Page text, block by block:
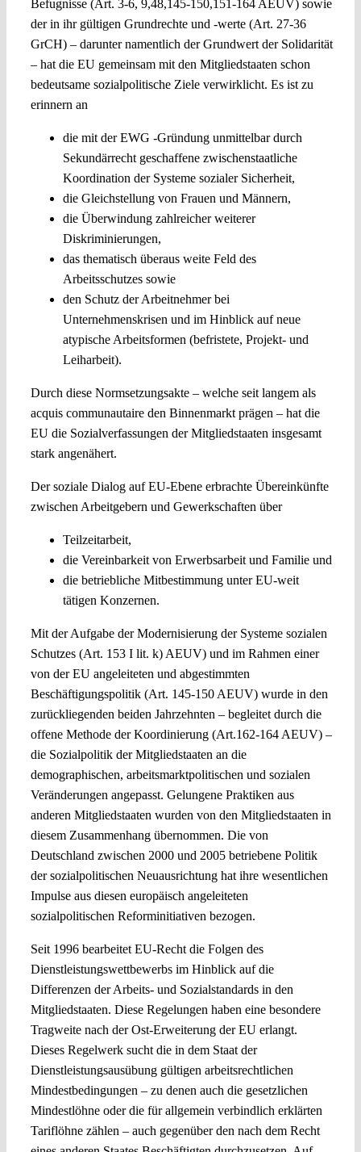
Befugnisse (Art. 3-6, 9,48,145-150,151-164 AEUV) sowie
der in ihr gültigen Grundrechte und -werte (Art. 27-36
GrCH) – darunter namentlich der Grundwert der Solidarität
– hat die EU gemeinsam mit den Mitgliedstaaten schon
bedeutsame sozialpolitische Ziele verwirklicht. Es ist zu
erinnern an
die mit der EWG -Gründung unmittelbar durch
Sekundärrecht geschaffene zwischenstaatliche
Koordination der Systeme sozialer Sicherheit,
die Gleichstellung von Frauen und Männern,
die Überwindung zahlreicher weiterer
Diskriminierungen,
das thematisch überaus weite Feld des
Arbeitsschutzes sowie
den Schutz der Arbeitnehmer bei
Unternehmenskrisen und im Hinblick auf neue
atypische Arbeitsformen (befristete, Projekt- und
Leiharbeit).
Durch diese Normsetzungsakte – welche seit langem als
acquis communautaire den Binnenmarkt prägen – hat die
EU die Sozialverfassungen der Mitgliedstaaten insgesamt
stark angenähert.
Der soziale Dialog auf EU-Ebene erbrachte Übereinkünfte
zwischen Arbeitgebern und Gewerkschaften über
Teilzeitarbeit,
die Vereinbarkeit von Erwerbsarbeit und Familie und
die betriebliche Mitbestimmung unter EU-weit
tätigen Konzernen.
Mit der Aufgabe der Modernisierung der Systeme sozialen
Schutzes (Art. 153 I lit. k) AEUV) und im Rahmen einer
von der EU angeleiteten und abgestimmten
Beschäftigungspolitik (Art. 145-150 AEUV) wurde in den
zurückliegenden beiden Jahrzehnten – begleitet durch die
offene Methode der Koordinierung (Art.162-164 AEUV) –
die Sozialpolitik der Mitgliedstaaten an die
demographischen, arbeitsmarktpolitischen und sozialen
Veränderungen angepasst. Gelungene Praktiken aus
anderen Mitgliedstaaten wurden von den Mitgliedstaaten in
diesem Zusammenhang übernommen. Die von
Deutschland zwischen 2000 und 2005 betriebene Politik
der sozialpolitischen Neuausrichtung hat ihre wesentlichen
Impulse aus diesen europäisch angeleiteten
sozialpolitischen Reforminitiativen bezogen.
Seit 1996 bearbeitet EU-Recht die Folgen des
Dienstleistungswettbewerbs im Hinblick auf die
Differenzen der Arbeits- und Sozialstandards in den
Mitgliedstaaten. Diese Regelungen haben eine besondere
Tragweite nach der Ost-Erweiterung der EU erlangt.
Dieses Regelwerk sucht die in dem Staat der
Dienstleistungsausübung gültigen arbeitsrechtlichen
Mindestbedingungen – zu denen auch die gesetzlichen
Mindestlöhne oder die für allgemein verbindlich erklärten
Tariflöhne zählen – auch gegenüber den nach dem Recht